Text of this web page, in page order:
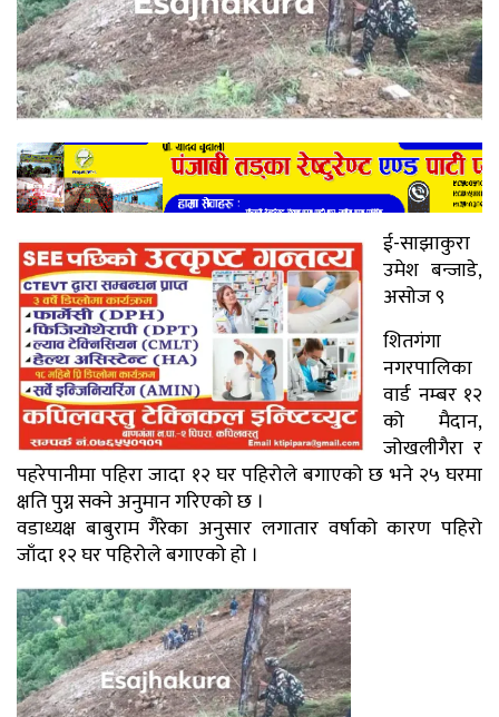
ई-साझाकुरा
उमेश बन्जाडे,
असोज ९
शितगंगा
नगरपालिका
वार्ड नम्बर १२
को मैदान,
जोखलीगैरा र
पहरेपानीमा पहिरा जादा १२ घर पहिरोले बगाएको छ भने २५ घरमा
क्षति पुग्न सक्ने अनुमान गरिएको छ ।
वडाध्यक्ष बाबुराम गैरेका अनुसार लगातार वर्षाको कारण पहिरो
जाँदा १२ घर पहिरोले बगाएको हो ।